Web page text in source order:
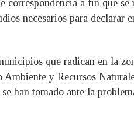
a fin que
necesarios para declarar
que radican en la
y Recursos
han tomado ante la